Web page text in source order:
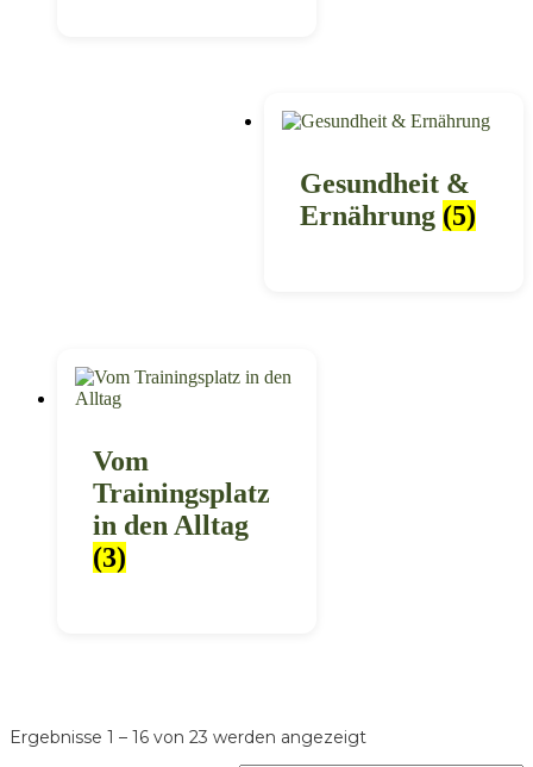
Gesundheit &
Ernährung (5)
Vom
Trainingsplatz
in den Alltag
(3)
Ergebnisse 1 – 16 von 23 werden angezeigt